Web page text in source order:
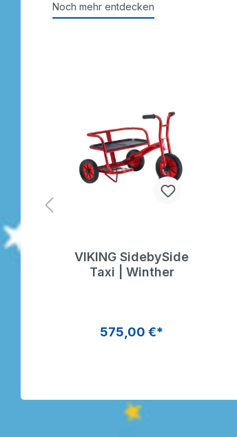
Noch mehr entdecken
4
VIKING SidebySide
Taxi | Winther
575,00 €*